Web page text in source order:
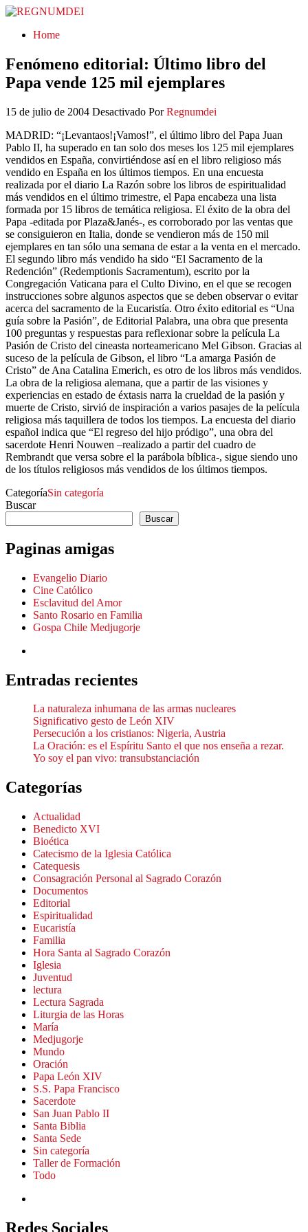
REGNUMDEI
Home
Fenómeno editorial: Último libro del
Papa vende 125 mil ejemplares
15 de julio de 2004 Desactivado Por Regnumdei
MADRID: “¡Levantaos!¡Vamos!”, el último libro del Papa Juan
Pablo II, ha superado en tan solo dos meses los 125 mil ejemplares
vendidos en España, convirtiéndose así en el libro religioso más
vendido en España en los últimos tiempos. En una encuesta
realizada por el diario La Razón sobre los libros de espiritualidad
más vendidos en el último trimestre, el Papa encabeza una lista
formada por 15 libros de temática religiosa. El éxito de la obra del
Papa -editada por Plaza&Janés-, es corroborado por las ventas que
se consiguieron en Italia, donde se vendieron más de 150 mil
ejemplares en tan sólo una semana de estar a la venta en el mercado.
El segundo libro más vendido ha sido “El Sacramento de la
Redención” (Redemptionis Sacramentum), escrito por la
Congregación Vaticana para el Culto Divino, en el que se recogen
instrucciones sobre algunos aspectos que se deben observar o evitar
acerca del sacramento de la Eucaristía. Otro éxito editorial es “Una
guía sobre la Pasión”, de Editorial Palabra, una obra que presenta
100 preguntas y respuestas para reflexionar sobre la película La
Pasión de Cristo del cineasta norteamericano Mel Gibson. Gracias al
suceso de la película de Gibson, el libro “La amarga Pasión de
Cristo” de Ana Catalina Emerich, es otro de los libros más vendidos.
La obra de la religiosa alemana, que a partir de las visiones y
experiencias en estado de éxtasis narra la crueldad de la pasión y
muerte de Cristo, sirvió de inspiración a varios pasajes de la película
religiosa más taquillera de todos los tiempos. La encuesta del diario
español indica que “El regreso del hijo pródigo”, una obra del
sacerdote Henri Nouwen –realizado a partir del cuadro de
Rembrandt que versa sobre el la parábola bíblica-, sigue siendo uno
de los títulos religiosos más vendidos de los últimos tiempos.
CategoríaSin categoría
Buscar
Buscar
Paginas amigas
Evangelio Diario
Cine Católico
Esclavitud del Amor
Santo Rosario en Familia
Gospa Chile Medjugorje
Entradas recientes
La naturaleza inhumana de las armas nucleares
Significativo gesto de León XIV
Persecución a los cristianos: Nigeria, Austria
La Oración: es el Espíritu Santo el que nos enseña a rezar.
Yo soy el pan vivo: transubstanciación
Categorías
Actualidad
Benedicto XVI
Bioética
Catecismo de la Iglesia Católica
Catequesis
Consagración Personal al Sagrado Corazón
Documentos
Editorial
Espiritualidad
Eucaristía
Familia
Hora Santa al Sagrado Corazón
Iglesia
Juventud
lectura
Lectura Sagrada
Liturgia de las Horas
María
Medjugorje
Mundo
Oración
Papa León XIV
S.S. Papa Francisco
Sacerdote
San Juan Pablo II
Santa Biblia
Santa Sede
Sin categoría
Taller de Formación
Todo
Redes Sociales